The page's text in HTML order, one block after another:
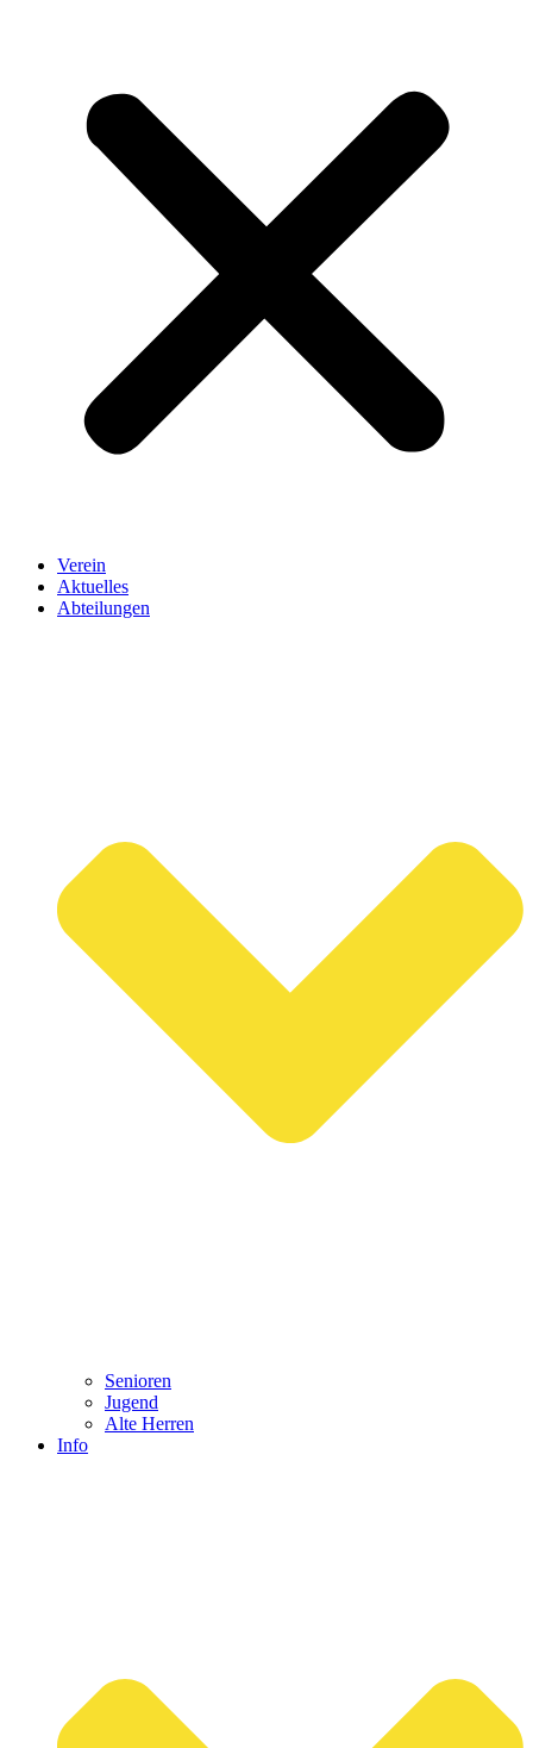
Verein
Aktuelles
Abteilungen
Senioren
Jugend
Alte Herren
Info